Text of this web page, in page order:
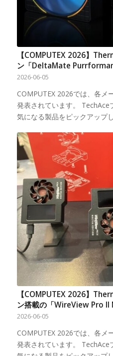
【COMPUTEX 2026】
ン「DeltaMate
2026-06-05
COMPUTEX 2026では、各メ
発表されています。 TechAce
気になる製品をピックアップ
【COMPUTEX 2026】
ン搭載の「WireView Pro
2026-06-05
COMPUTEX 2026では、各メ
発表されています。 TechAce